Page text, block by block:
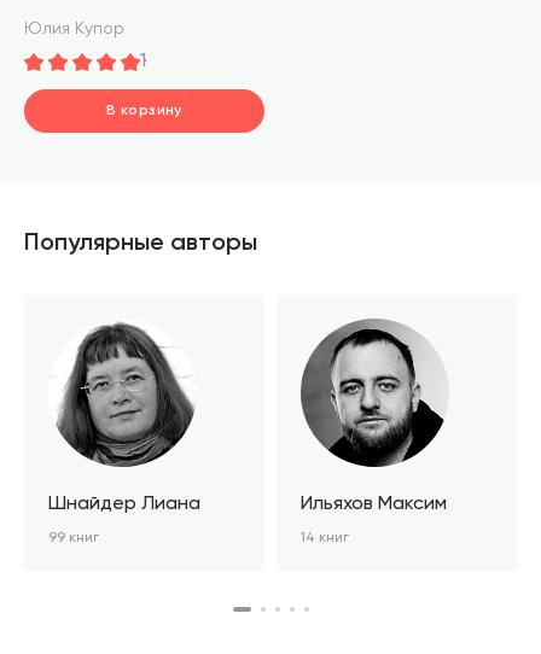
Юлия Купор
1
В корзину
Популярные авторы
Шнайдер Лиана
99 книг
Ильяхов Максим
14 книг